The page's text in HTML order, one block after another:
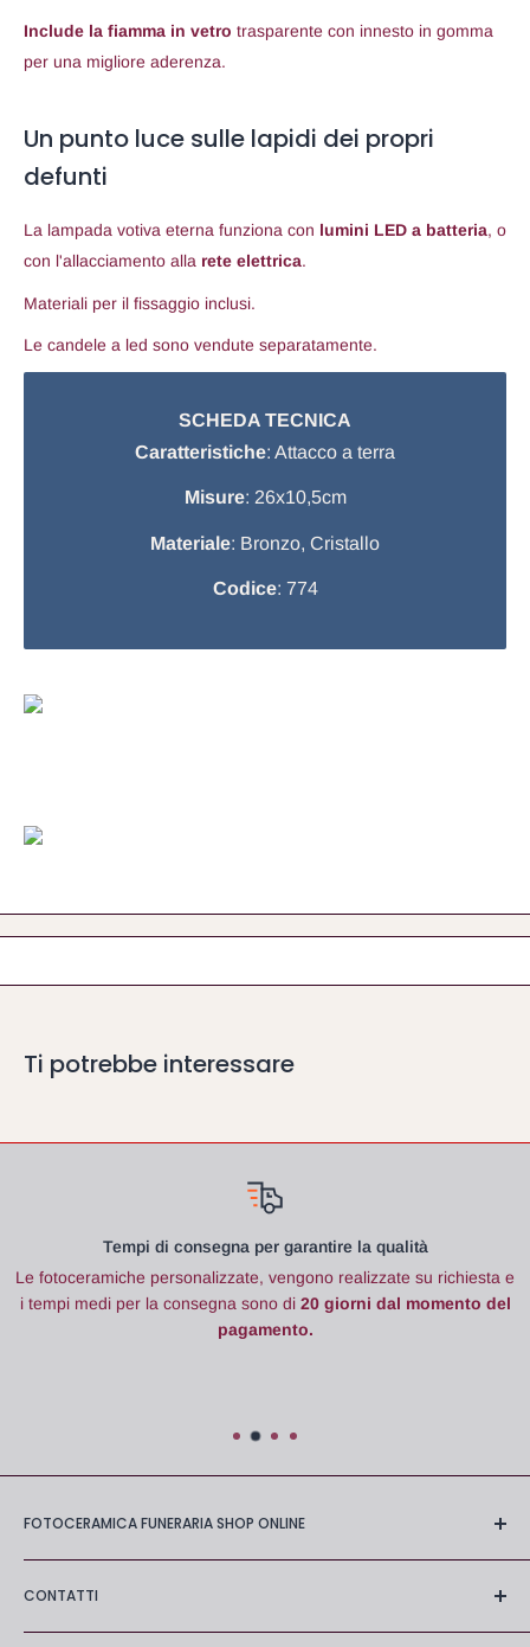
Include la fiamma in vetro trasparente con innesto in gomma
per una migliore aderenza.
Un punto luce sulle lapidi dei propri
defunti
La lampada votiva eterna funziona con lumini LED a batteria, o
con l'allacciamento alla rete elettrica.
Materiali per il fissaggio inclusi.
Le candele a led sono vendute separatamente.
SCHEDA TECNICA
Caratteristiche: Attacco a terra
Misure: 26x10,5cm
Materiale: Bronzo, Cristallo
Codice: 774
Ti potrebbe interessare
Tempi di consegna per garantire la qualità
Le fotoceramiche personalizzate, vengono realizzate su richiesta e
i tempi medi per la consegna sono di 20 giorni dal momento del
pagamento.
FOTOCERAMICA FUNERARIA SHOP ONLINE
CONTATTI